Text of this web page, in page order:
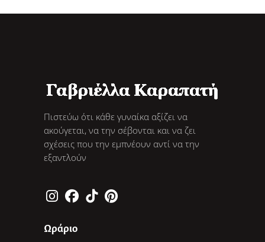
Πιστεύω ότι κάθε γυναίκα αξίζει να
ακούγεται, να την σέβονται και να ζει
σχέσεις που την εμπνέουν αντί να την
εξαντλούν
Ωράριο